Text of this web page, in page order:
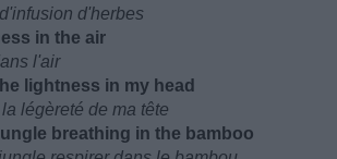
d'herbes
in the air
l'air
lightness in my head
légèreté de ma tête
breathing in the bamboo